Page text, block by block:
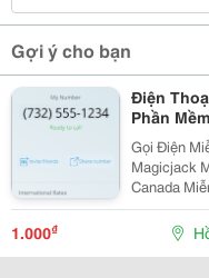
Gợi ý cho bạn
Điện
Phần
Gọi Điện
Magicjack Magicapp Là 1 Phần Mềm Gọi Điện Đi Mỹ Với
Canada
Thoại Bàn
Điều Kiện
1.000₫